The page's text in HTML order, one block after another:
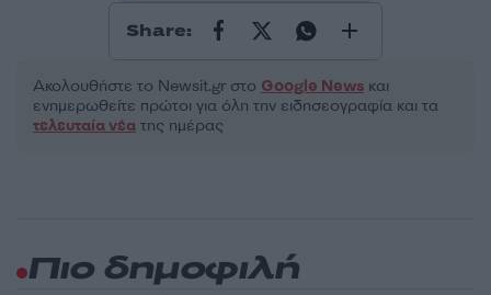
Share:
Ακολουθήστε το Νewsit.gr στο Google News και
ενημερωθείτε πρώτοι για όλη την ειδησεογραφία και τα
τελευταία νέα της ημέρας
Πιο δημοφιλή